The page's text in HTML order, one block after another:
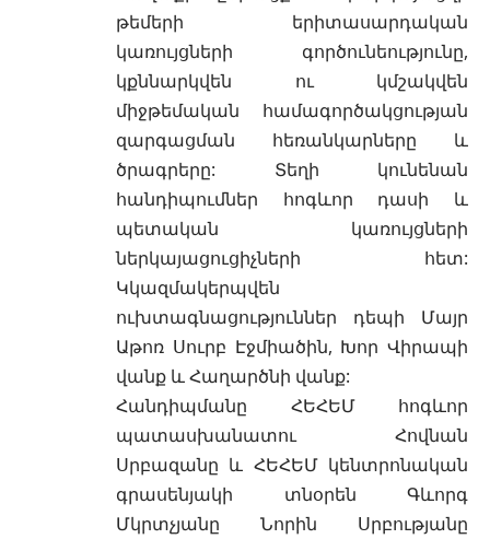
թեմերի երիտասարդական
կառույցների գործունեությունը,
կքննարկվեն ու կմշակվեն
միջթեմական համագործակցության
զարգացման հեռանկարները և
ծրագրերը: Տեղի կունենան
հանդիպումներ հոգևոր դասի և
պետական կառույցների
ներկայացուցիչների հետ:
Կկազմակերպվեն
ուխտագնացություններ դեպի Մայր
Աթոռ Սուրբ Էջմիածին, Խոր Վիրապի
վանք և Հաղարծնի վանք:
Հանդիպմանը ՀԵՀԵՄ հոգևոր
պատասխանատու Հովնան
Սրբազանը և ՀԵՀԵՄ կենտրոնական
գրասենյակի տնօրեն Գևորգ
Մկրտչյանը Նորին Սրբությանը